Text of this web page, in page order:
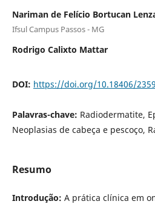
Nariman de Felício Bortucan
Ifsul Campus Passos - MG
Rodrigo Calixto Mattar
DOI: https://doi.org/10.18406/
Palavras-chave: Radiodermatite,
Neoplasias de cabeça e pescoço,
Resumo
Introdução: A prática clínica em